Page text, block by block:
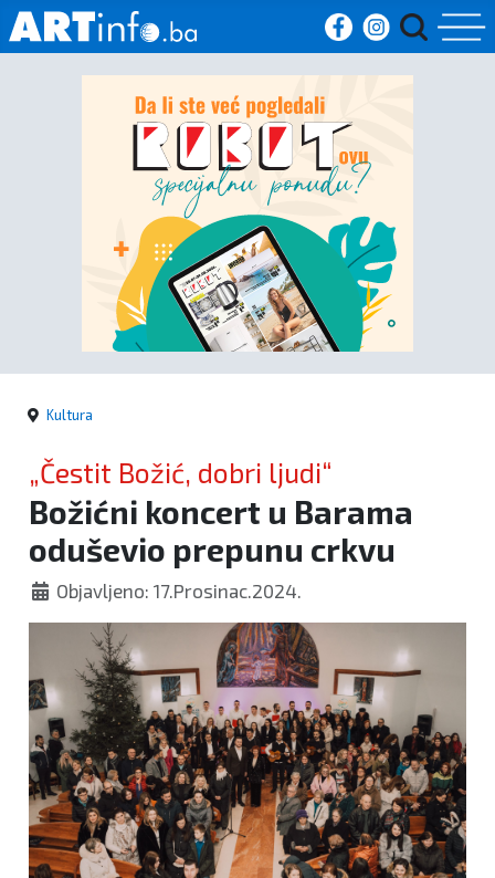
Početna
Kultura
kronika
Politika
Zanimljivosti
Kultura
„Čestit Božić, dobri ljudi“
Božićni koncert u Barama
oduševio prepunu crkvu
Objavljeno: 17.Prosinac.2024.